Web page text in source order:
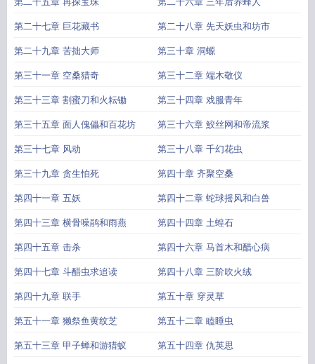
第二十七章 巨花藏书 第二十八章 先天妖虫和坊市
第二十九章 苦拙大师 第三十章 洞螈
第三十一章 空桑猎奇 第三十二章 端木敬仪
第三十三章 割蜜刀和火耘锄 第三十四章 戏服青年
第三十五章 面人傀儡和百花坊 第三十六章 鮫丝网和帝流浆
第三十七章 风动 第三十八章 千幻花虫
第三十九章 贪生怕死 第四十章 齐聚空桑
第四十一章 五妖 第四十二章 蛇球摇风和白兽
第四十三章 横骨噪鹃和雨燕 第四十四章 土蝗石
第四十五章 击杀 第四十六章 马首木和醋心病
第四十七章 斗醋虫求追读 第四十八章 三阶吹火绒
第四十九章 联手 第五十章 穿灵草
第五十一章 獭祭鱼黄纹芝 第五十二章 瞌睡虫
第五十三章 甲子蝉和游猎蚁 第五十四章 仇英思